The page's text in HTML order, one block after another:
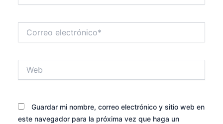
electrónico*
Guardar mi nombre, correo electrónico y sitio web en
este navegador para la próxima vez que haga un